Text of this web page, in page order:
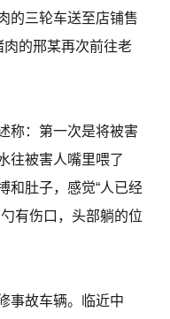
的三轮车送至店铺售
的邢某再次前往老
称：第一次是将被害
往被害人嘴里喂了
和肚子，感觉“人已经
有伤口，头部躺的位
事故车辆。临近中